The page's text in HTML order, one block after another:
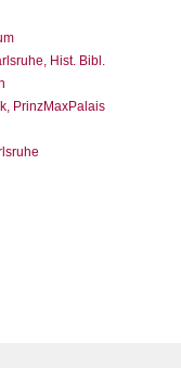
Hist. Bibl.
PrinzMaxPalais